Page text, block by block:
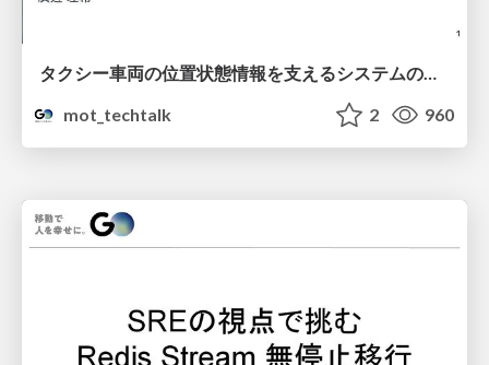
タクシー車両の位置状態情報を支えるシステムのインフラ構成
mot_techtalk
2 960